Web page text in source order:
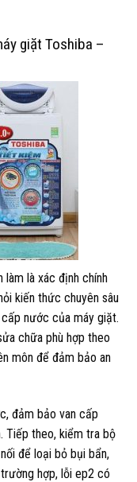
giặt Toshiba –
làm là xác định chính
kiến thức chuyên sâu
nước của máy giặt.
chữa phù hợp theo
môn để đảm bảo an
đảm bảo van cấp
Tiếp theo, kiểm tra bộ
để loại bỏ bụi bẩn,
hợp, lỗi ep2 có